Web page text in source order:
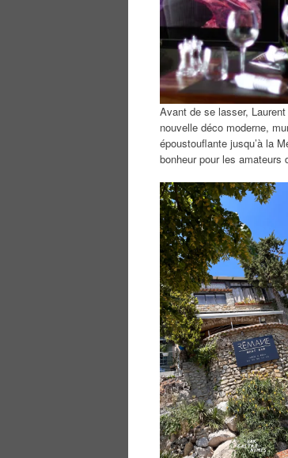
Avant de se lasser,
nouvelle déco moderne,
époustouflante jusqu’à la
bonheur pour les amateurs